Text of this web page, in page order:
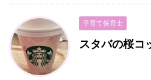
子育て保育士
スタバの桜コ